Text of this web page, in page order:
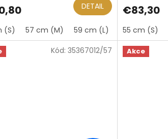
DETAIL
(S) 57 cm (M) 59 cm (L) 61 cm (XL)
€83,30
55 cm (S)
Kód: 35367012/57 Akce